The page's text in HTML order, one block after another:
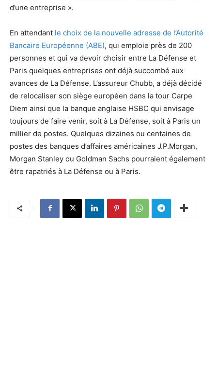
d’une entreprise ».
En attendant le choix de la nouvelle adresse de l’Autorité
Bancaire Européenne (ABE), qui emploie près de 200
personnes et qui va devoir choisir entre La Défense et
Paris quelques entreprises ont déjà succombé aux
avances de La Défense. L’assureur Chubb, a déjà décidé
de relocaliser son siège européen dans la tour Carpe
Diem ainsi que la banque anglaise HSBC qui envisage
toujours de faire venir, soit à La Défense, soit à Paris un
millier de postes. Quelques dizaines ou centaines de
postes des banques d’affaires américaines J.P.Morgan,
Morgan Stanley ou Goldman Sachs pourraient également
être rapatriés à La Défense ou à Paris.